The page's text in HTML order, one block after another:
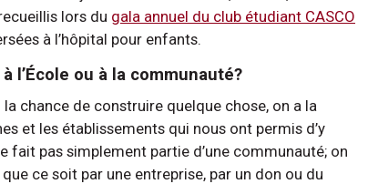
lors du gala annuel du club étudiant CASCO
à l’hôpital pour enfants.
l’École ou à la communauté?
chance de construire quelque chose, on a la
et les établissements qui nous ont permis d’y
fait pas simplement partie d’une communauté; on
ce soit par une entreprise, par un don ou du